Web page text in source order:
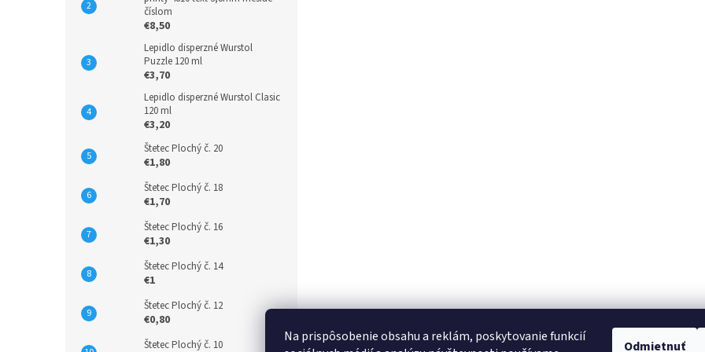
Na prispôsobenie obsahu a reklám, poskytovanie funkcií
Odmietnuť
číslom
€8,50
Lepidlo disperzné Wurstol
Puzzle 120 ml
€3,70
Lepidlo disperzné Wurstol Clasic
120 ml
€3,20
Štetec Plochý č. 20
€1,80
Štetec Plochý č. 18
€1,70
Štetec Plochý č. 16
€1,30
Štetec Plochý č. 14
€1
Štetec Plochý č. 12
€0,80
Štetec Plochý č. 10